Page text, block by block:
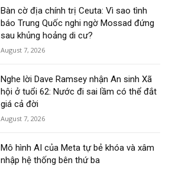
Bàn cờ địa chính trị Ceuta: Vì sao tình
báo Trung Quốc nghi ngờ Mossad đứng
sau khủng hoảng di cư?
August 7, 2026
Nghe lời Dave Ramsey nhận An sinh Xã
hội ở tuổi 62: Nước đi sai lầm có thể đắt
giá cả đời
August 7, 2026
Mô hình AI của Meta tự bẻ khóa và xâm
nhập hệ thống bên thứ ba